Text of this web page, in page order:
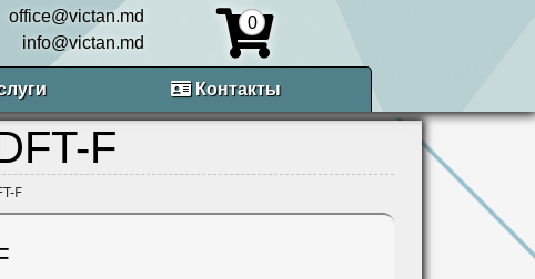
office@victan.md
info@victan.md
0
Контакты
F
F